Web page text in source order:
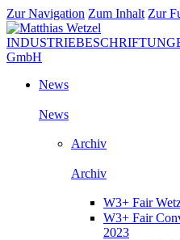
Zur Navigation Zum Inhalt Zur
News
News
Archiv
Archiv
W3+ Fair
W3+ Fair
2023